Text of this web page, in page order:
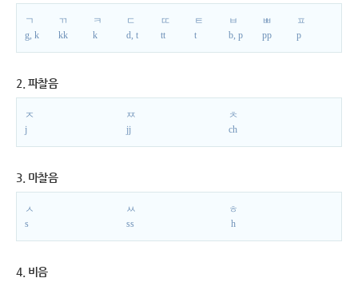
ㄱ
g, k
ㄲ
kk
ㅋ
k
ㄷ
d, t
ㄸ
tt
ㅌ
t
ㅂ
b, p
ㅃ
pp
ㅍ
p
2. 파찰음
ㅈ
j
ㅉ
jj
ㅊ
ch
3. 마찰음
ㅅ
s
ㅆ
ss
ㅎ
h
4. 비음